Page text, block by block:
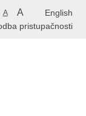
English
A A
pristupačnosti